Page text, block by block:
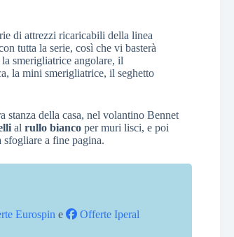
di attrezzi ricaricabili della linea
tutta la serie, così che vi basterà
smerigliatrice angolare, il
la mini smerigliatrice, il seghetto
stanza della casa, nel volantino Bennet
al rullo bianco per muri lisci, e poi
a fine pagina.
Eurospin e Offerte Iperal